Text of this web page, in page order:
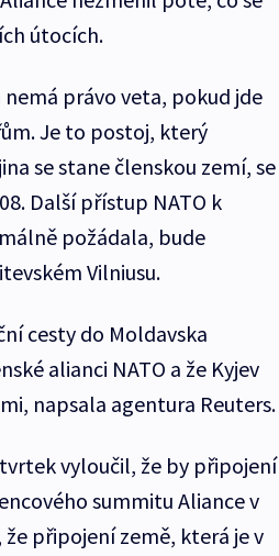
útocích.
nemá právo veta, pokud jde
Je to postoj, který
se stane členskou zemí, se
Další přístup NATO k
požádala, bude
Vilniusu.
cesty do Moldavska
alianci NATO a že Kyjev
napsala agentura Reuters.
vyloučil, že by připojení
summitu Aliance v
připojení země, která je v